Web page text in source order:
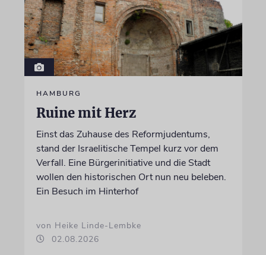
HAMBURG
Ruine mit Herz
Einst das Zuhause des Reformjudentums,
stand der Israelitische Tempel kurz vor dem
Verfall. Eine Bürgerinitiative und die Stadt
wollen den historischen Ort nun neu beleben.
Ein Besuch im Hinterhof
von Heike Linde-Lembke
02.08.2026